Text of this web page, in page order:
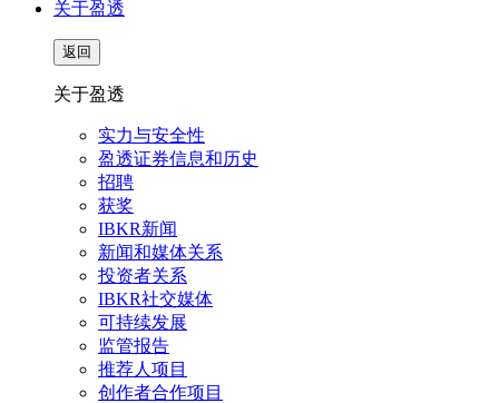
关于盈透
返回
关于盈透
实力与安全性
盈透证券信息和历史
招聘
获奖
IBKR新闻
新闻和媒体关系
投资者关系
IBKR社交媒体
可持续发展
监管报告
推荐人项目
创作者合作项目